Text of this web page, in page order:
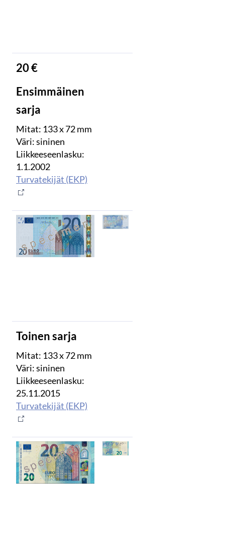
20 €
Ensimmäinen
sarja
Mitat: 133 x 72 mm
Väri: sininen
Liikkeeseenlasku:
1.1.2002
Turvatekijät (EKP)
Toinen sarja
Mitat: 133 x 72 mm
Väri: sininen
Liikkeeseenlasku:
25.11.2015
Turvatekijät (EKP)